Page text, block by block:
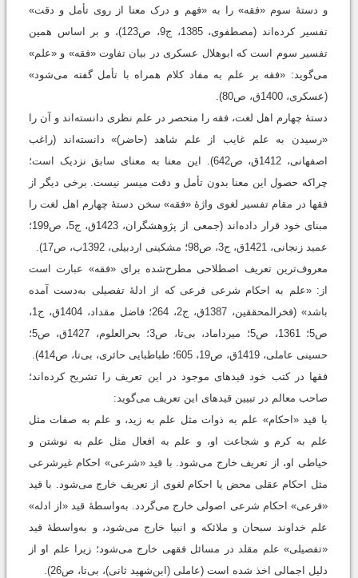
و دستۀ سوم «فقه» را به «فهم و درک معنا از روی تأمل و دقت»
تفسیر کرده‌اند (مصطفوی، 1385، ج9، ص123)، و بر اساس همین
تفسیر سوم است که ابوهلال عسکری در بیان تفاوت «فقه» و «علم»
می‌گوید: «فقه بر علم به مفاد کلام همراه با تأمل گفته می‌شود»
(عسکری، 1400ق، ص80).
دستۀ چهارم اهل لغت، فقه را منحصر در علم نظری دانسته‌اند و آن را
«رسیدن به علم غایب از علم شاهد (حاضر)» دانسته‌اند (راغب
اصفهانی، 1412ق، ص642). این معنا به معنای سابق نزدیک است؛
چراکه حصول این معنا بدون تأمل و دقت میسر نیست. برخی دیگر از
فقها در مقام تفسیر لغوی واژۀ «فقه» سخن دستۀ چهارم اهل لغت را
مبنای خود قرار داده‌اند (جمعی از پژوهشگران، 1423ق، ج5، ص199؛
عمید زنجانی، 1421ق، ج3، ص98؛ مشکینی اردبیلی، 1392ب، ص17).
معروف‌ترین تعریف اصطلاحی مطرح‌شده برای «فقه» عبارت است
از: «علم به احکام شرعی فرعی که از ادلۀ تفصیلی به‌دست ‌آمده
باشد» (فخرالمحققین، 1387ق، ج2، 264؛ فاضل مقداد، 1404ق، ج1،
ص5؛ 1361، ص5؛ میرداماد، بی‌تا، ص3؛ بحرالعلوم، 1427ق، ص5؛
حسینی عاملی، 1419ق، ص19، 605؛ طباطبایی حائری، بی‌تا، ص414).
فقها در کتب خود قیدهای موجود در این تعریف را تشریح کرده‌اند؛
صاحب معالم در تبیین قیدهای این تعریف می‌گوید:
با قید «احکام» علم به ذوات مثل علم به زید، و علم به صفات مثل
علم به کرم و شجاعت او، و علم به افعال مثل علم به نوشتن و
خیاطی او، از تعریف خارج می‌شود. با قید «شرعی» احکام غیرشرعی
مثل احکام عقلی محض یا احکام لغوی از تعریف خارج می‌شود. با قید
«فرعی» احکام شرعی اصولی خارج می‌گردد. به‌واسطۀ قید «از ادله»
علم خداوند سبحان و ملائکه و انبیا خارج می‌شود، و به‌واسطۀ قید
«تفصیلی» علم مقلد در مسائل فقهی خارج می‌شود؛ زیرا علم او از
دلیل اجمالی اخذ شده است (‌عاملی (ابن‌شهید ثانی)، بی‌تا، ص26).